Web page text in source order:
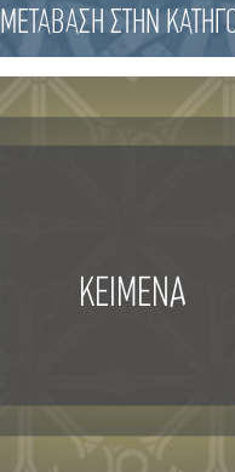
ΜΕΤΑΒΑΣΗ ΣΤΗΝ
ΚΕΙΜΕΝΑ